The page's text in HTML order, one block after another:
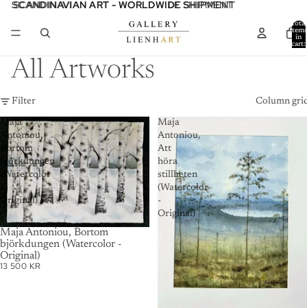
SCANDINAVIAN ART - WORLDWIDE SHIPMENT
SCANDINAVIAN ART - WORLDWIDE SHIPMENT
Total
items
in
cart:
All Artworks
Filter Column
Maja
Antoniou,
Bortom
björkdungen
(Watercolor
Original)
SOLD OUT
Maja Antoniou, Bortom
björkdungen (Watercolor -
Original)
13 500 KR
Maja
Antoniou,
Att
höra
stillheten
(Watercolor
-
Original)